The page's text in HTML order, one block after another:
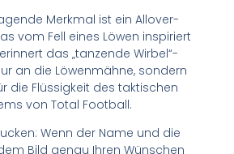
Merkmal ist ein Allover-
vom Fell eines Löwen inspiriert
das „tanzende Wirbel“-
an die Löwenmähne, sondern
die Flüssigkeit des taktischen
von Total Football.
Wenn der Name und die
Bild genau Ihren Wünschen